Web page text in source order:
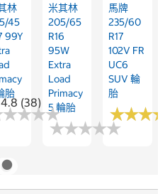
4.8 (38)
林
45
99Y
胎
★★★★
★★★★
米其林
205/65
R16
95W
Extra
Load
Primacy
5 輪胎
★★★★★
★★★★★
馬牌
235/60
R17
102V FR
UC6
SUV 輪
胎
★★★
★★★